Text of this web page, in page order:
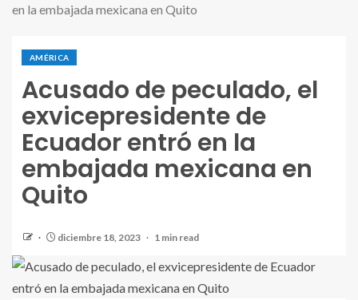
en la embajada mexicana en Quito
AMÉRICA
Acusado de peculado, el
exvicepresidente de
Ecuador entró en la
embajada mexicana en
Quito
diciembre 18, 2023 1 min read